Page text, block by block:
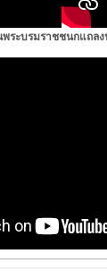
ระบรมราชชนกแถล